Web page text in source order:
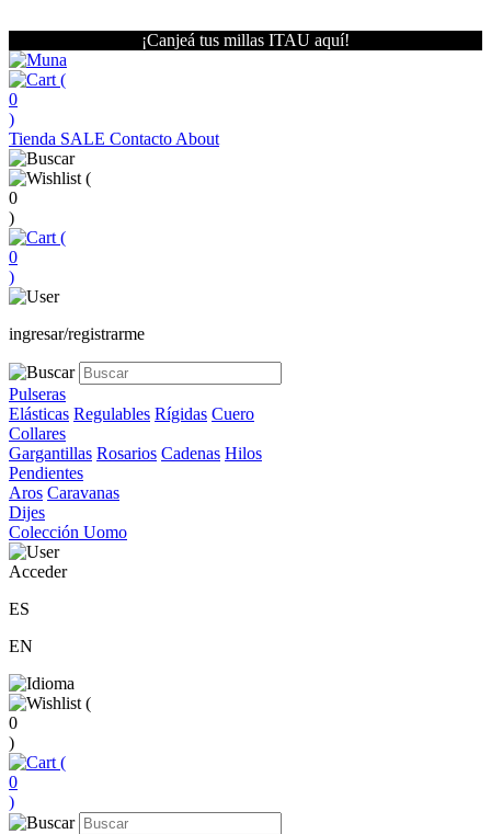
¡Canjeá tus millas ITAU aquí!
(
0
)
Tienda SALE Contacto About
(
0
)
(
0
)
ingresar/registrarme
Pulseras
Elásticas Regulables Rígidas Cuero
Collares
Gargantillas Rosarios Cadenas Hilos
Pendientes
Aros Caravanas
Dijes
Colección Uomo
Acceder
ES
EN
(
0
)
(
0
)